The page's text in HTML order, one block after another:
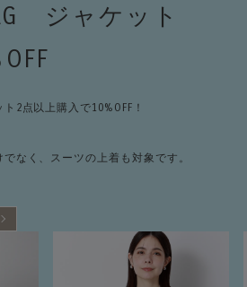
ジャケット
2点以上購入で10%OFF！
なく、スーツの上着も対象です。